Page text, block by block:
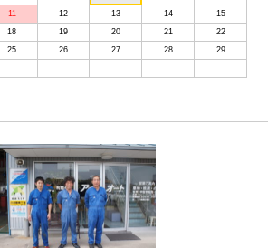
11 12 13 14
15
18 19 20 21
22
25 26 27 28
29